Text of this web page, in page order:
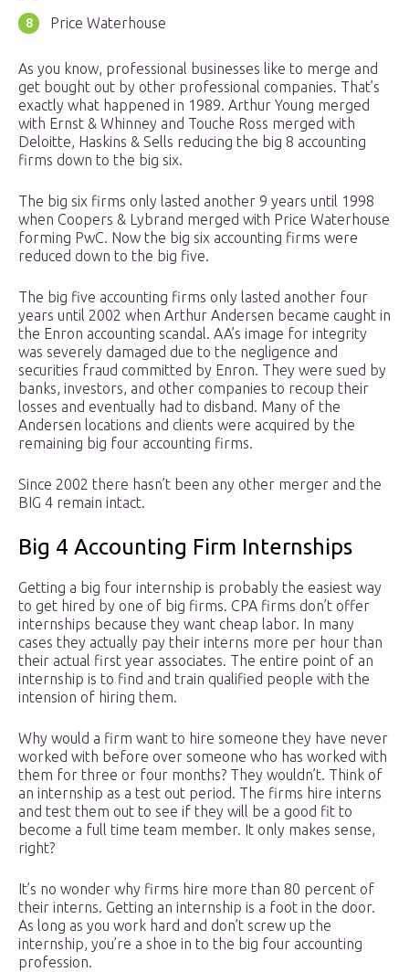
Price Waterhouse
As you know, professional businesses like to merge and
get bought out by other professional companies. That’s
exactly what happened in 1989. Arthur Young merged
with Ernst & Whinney and Touche Ross merged with
Deloitte, Haskins & Sells reducing the big 8 accounting
firms down to the big six.
The big six firms only lasted another 9 years until 1998
when Coopers & Lybrand merged with Price Waterhouse
forming PwC. Now the big six accounting firms were
reduced down to the big five.
The big five accounting firms only lasted another four
years until 2002 when Arthur Andersen became caught in
the Enron accounting scandal. AA’s image for integrity
was severely damaged due to the negligence and
securities fraud committed by Enron. They were sued by
banks, investors, and other companies to recoup their
losses and eventually had to disband. Many of the
Andersen locations and clients were acquired by the
remaining big four accounting firms.
Since 2002 there hasn’t been any other merger and the
BIG 4 remain intact.
Big 4 Accounting Firm Internships
Getting a big four internship is probably the easiest way
to get hired by one of big firms. CPA firms don’t offer
internships because they want cheap labor. In many
cases they actually pay their interns more per hour than
their actual first year associates. The entire point of an
internship is to find and train qualified people with the
intension of hiring them.
Why would a firm want to hire someone they have never
worked with before over someone who has worked with
them for three or four months? They wouldn’t. Think of
an internship as a test out period. The firms hire interns
and test them out to see if they will be a good fit to
become a full time team member. It only makes sense,
right?
It’s no wonder why firms hire more than 80 percent of
their interns. Getting an internship is a foot in the door.
As long as you work hard and don’t screw up the
internship, you’re a shoe in to the big four accounting
profession.